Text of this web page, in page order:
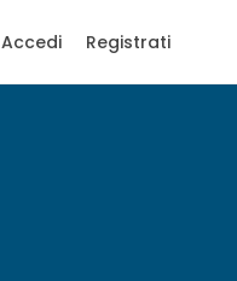
Accedi Registrati